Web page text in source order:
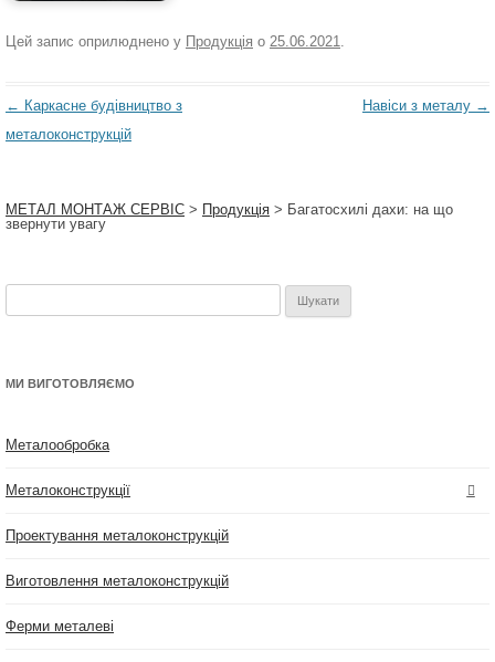
Цей запис оприлюднено у Продукція о 25.06.2021.
Навігація
по
← Каркасне будівництво з
металоконструкцій
Навіси з металу →
МЕТАЛ МОНТАЖ СЕРВІС > Продукція > Багатосхилі дахи: на що
звернути увагу
МИ ВИГОТОВЛЯЄМО
Металообробка
Металоконструкції
Проектування металоконструкцій
Виготовлення металоконструкцій
Ферми металеві